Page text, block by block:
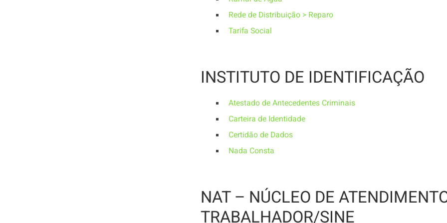
Rede de Distribuição > Reparo
Tarifa Social
INSTITUTO DE IDENTIFICAÇÃO
Atestado de Antecedentes Criminais
Carteira de Identidade
Certidão de Dados
Nada Consta
NAT – NÚCLEO DE
TRABALHADOR/SINE